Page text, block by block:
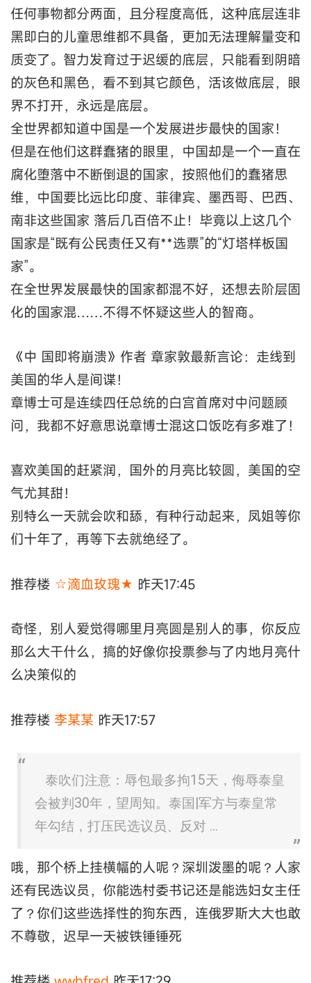
任何事物都分两面，且分程度高低，这种底层连非
黑即白的儿童思维都不具备，更加无法理解量变和
质变了。智力发育过于迟缓的底层，只能看到阴暗
的灰色和黑色，看不到其它颜色，活该做底层，眼
界不打开，永远是底层。
全世界都知道中国是一个发展进步最快的国家！
但是在他们这群蠢猪的眼里，中国却是一个一直在
腐化堕落中不断倒退的国家，按照他们的蠢猪思
维，中国要比远比印度、菲律宾、墨西哥、巴西、
南非这些国家 落后几百倍不止！毕竟以上这几个
国家是“既有公民责任又有**选票”的“灯塔样板国
家”。
在全世界发展最快的国家都混不好，还想去阶层固
化的国家混……不得不怀疑这些人的智商。
《中 国即将崩溃》作者 章家敦最新言论：走线到
美国的华人是间谍！
章博士可是连续四任总统的白宫首席对中问题顾
问，我都不好意思说章博士混这口饭吃有多难了！
喜欢美国的赶紧润，国外的月亮比较圆，美国的空
气尤其甜！
别特么一天就会吹和舔，有种行动起来，凤姐等你
们十年了，再等下去就绝经了。
推荐楼 ☆滴血玫瑰★ 昨天17:45
奇怪，别人爱觉得哪里月亮圆是别人的事，你反应
那么大干什么，搞的好像你投票参与了内地月亮什
么决策似的
推荐楼 李某某 昨天17:57
泰吹们注意：辱包最多拘15天，侮辱泰皇
会被判30年，望周知。泰国|军方与泰皇常
年勾结，打压民选议员、反对 ...
哦，那个桥上挂横幅的人呢？深圳泼墨的呢？人家
还有民选议员，你能选村委书记还是能选妇女主任
了？你们这些选择性的狗东西，连俄罗斯大大也敢
不尊敬，迟早一天被铁锤锤死